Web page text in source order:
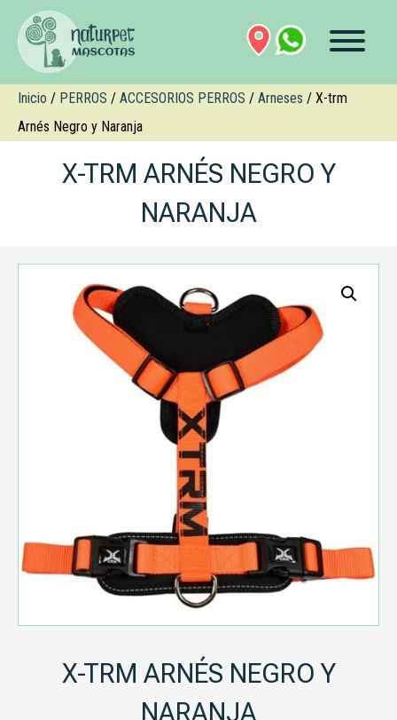
Inicio / PERROS / ACCESORIOS PERROS / Arneses / X-trm
Arnés Negro y Naranja
X-TRM ARNÉS NEGRO Y
NARANJA
X-TRM ARNÉS NEGRO Y
NARANJA